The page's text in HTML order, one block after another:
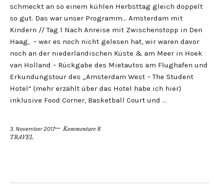
schmeckt an so einem kühlen Herbsttag gleich doppelt
so gut. Das war unser Programm… Amsterdam mit
Kindern // Tag 1 Nach Anreise mit Zwischenstopp in Den
Haag, – wer es noch nicht gelesen hat, wir waren davor
noch an der niederländischen Küste & am Meer in Hoek
van Holland – Rückgabe des Mietautos am Flughafen und
Erkundungstour des „Amsterdam West – The Student
Hotel“ (mehr erzählt über das Hotel habe ich hier)
inklusive Food Corner, Basketball Court und …
3. November 2017
Kommentare 8
TRAVEL